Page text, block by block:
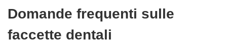
Domande frequenti sulle
faccette dentali